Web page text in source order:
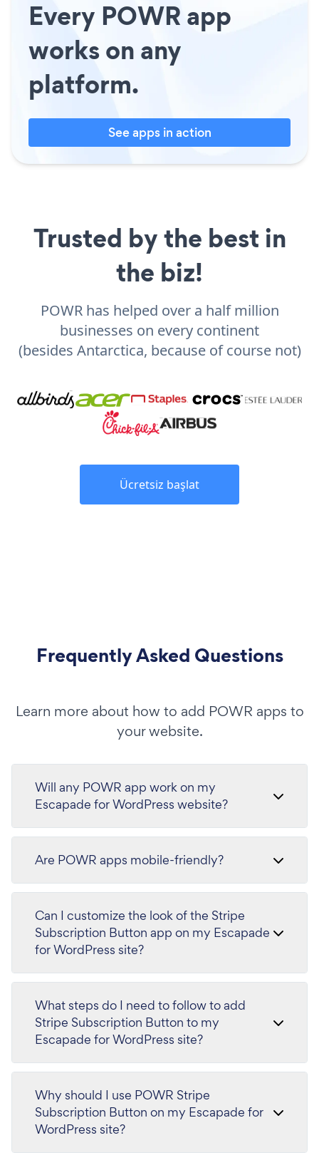
Every POWR app
works on any
platform.
See apps in action
Trusted by the best in
the biz!
POWR has helped over a half million
businesses on every continent
(besides Antarctica, because of course not)
Ücretsiz başlat
Frequently Asked Questions
Learn more about how to add POWR apps to
your website.
Will any POWR app work on my
Escapade for WordPress website?
Are POWR apps mobile-friendly?
Can I customize the look of the Stripe
Subscription Button app on my Escapade
for WordPress site?
What steps do I need to follow to add
Stripe Subscription Button to my
Escapade for WordPress site?
Why should I use POWR Stripe
Subscription Button on my Escapade for
WordPress site?